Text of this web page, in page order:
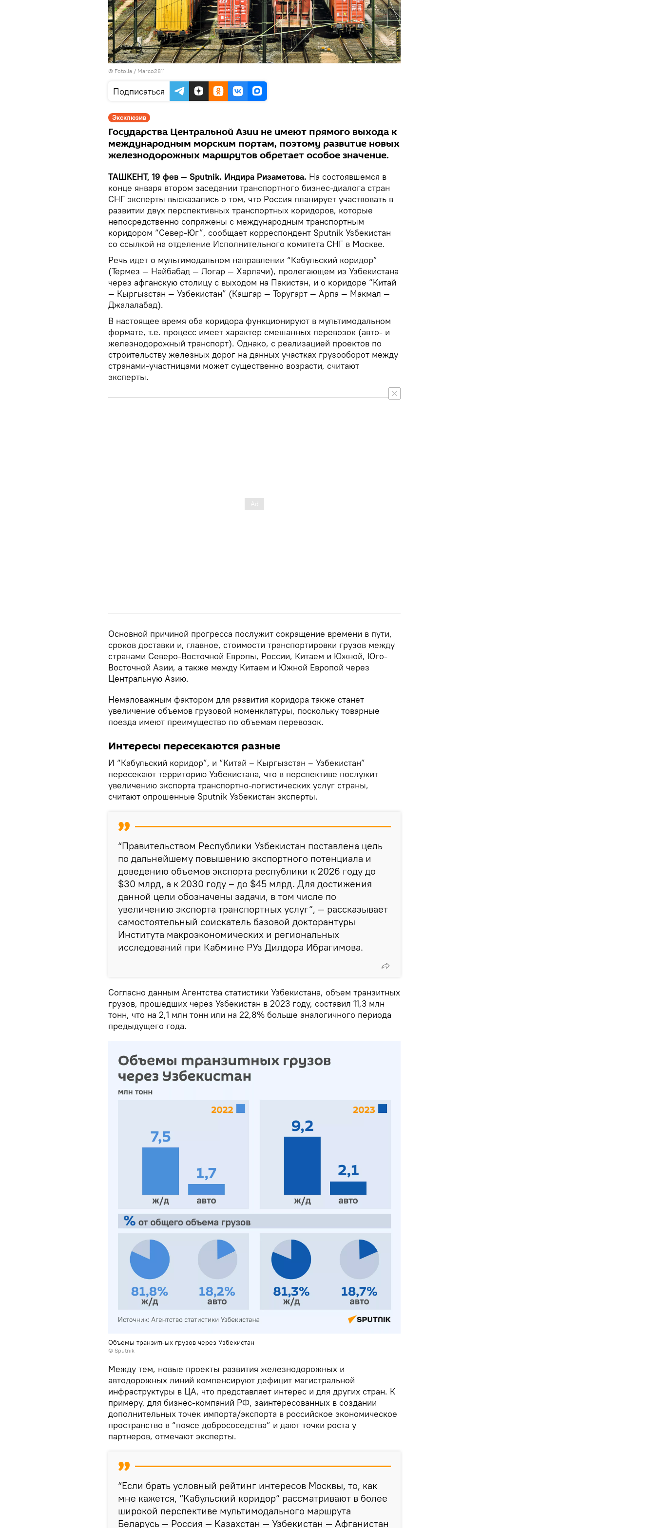
© Fotolia / Marco2811
Подписаться
Эксклюзив
Государства Центральной Азии не имеют прямого выхода к
международным морским портам, поэтому развитие новых
железнодорожных маршрутов обретает особое значение.
ТАШКЕНТ, 19 фев — Sputnik. Индира Ризаметова. На состоявшемся в
конце января втором заседании транспортного бизнес-диалога стран
СНГ эксперты высказались о том, что Россия планирует участвовать в
развитии двух перспективных транспортных коридоров, которые
непосредственно сопряжены с международным транспортным
коридором “Север-Юг”, сообщает корреспондент Sputnik Узбекистан
со ссылкой на отделение Исполнительного комитета СНГ в Москве.
Речь идет о мультимодальном направлении “Кабульский коридор”
(Термез — Найбабад — Логар — Харлачи), пролегающем из Узбекистана
через афганскую столицу с выходом на Пакистан, и о коридоре “Китай
— Кыргызстан — Узбекистан” (Кашгар — Торугарт — Арпа — Макмал —
Джалалабад).
В настоящее время оба коридора функционируют в мультимодальном
формате, т.е. процесс имеет характер смешанных перевозок (авто- и
железнодорожный транспорт). Однако, с реализацией проектов по
строительству железных дорог на данных участках грузооборот между
странами-участницами может существенно возрасти, считают
эксперты.
Основной причиной прогресса послужит сокращение времени в пути,
сроков доставки и, главное, стоимости транспортировки грузов между
странами Северо-Восточной Европы, России, Китаем и Южной, Юго-
Восточной Азии, а также между Китаем и Южной Европой через
Центральную Азию.
Немаловажным фактором для развития коридора также станет
увеличение объемов грузовой номенклатуры, поскольку товарные
поезда имеют преимущество по объемам перевозок.
Интересы пересекаются разные
И “Кабульский коридор”, и “Китай – Кыргызстан – Узбекистан”
пересекают территорию Узбекистана, что в перспективе послужит
увеличению экспорта транспортно-логистических услуг страны,
считают опрошенные Sputnik Узбекистан эксперты.
“Правительством Республики Узбекистан поставлена цель
по дальнейшему повышению экспортного потенциала и
доведению объемов экспорта республики к 2026 году до
$30 млрд, а к 2030 году – до $45 млрд. Для достижения
данной цели обозначены задачи, в том числе по
увеличению экспорта транспортных услуг”, — рассказывает
самостоятельный соискатель базовой докторантуры
Института макроэкономических и региональных
исследований при Кабмине РУз Дилдора Ибрагимова.
Согласно данным Агентства статистики Узбекистана, объем транзитных
грузов, прошедших через Узбекистан в 2023 году, составил 11,3 млн
тонн, что на 2,1 млн тонн или на 22,8% больше аналогичного периода
предыдущего года.
Объемы транзитных грузов через Узбекистан
© Sputnik
Между тем, новые проекты развития железнодорожных и
автодорожных линий компенсируют дефицит магистральной
инфраструктуры в ЦА, что представляет интерес и для других стран. К
примеру, для бизнес-компаний РФ, заинтересованных в создании
дополнительных точек импорта/экспорта в российское экономическое
пространство в “поясе добрососедства” и дают точки роста у
партнеров, отмечают эксперты.
“Если брать условный рейтинг интересов Москвы, то, как
мне кажется, “Кабульский коридор” рассматривают в более
широкой перспективе мультимодального маршрута
Беларусь — Россия — Казахстан — Узбекистан — Афганистан